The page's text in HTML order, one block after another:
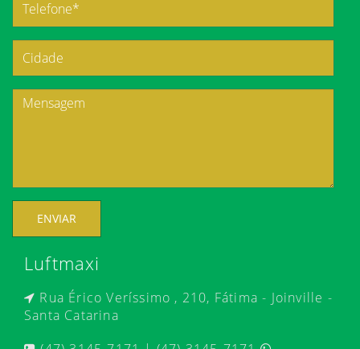
ENVIAR
Luftmaxi
Rua Érico Veríssimo , 210, Fátima - Joinville -
Santa Catarina